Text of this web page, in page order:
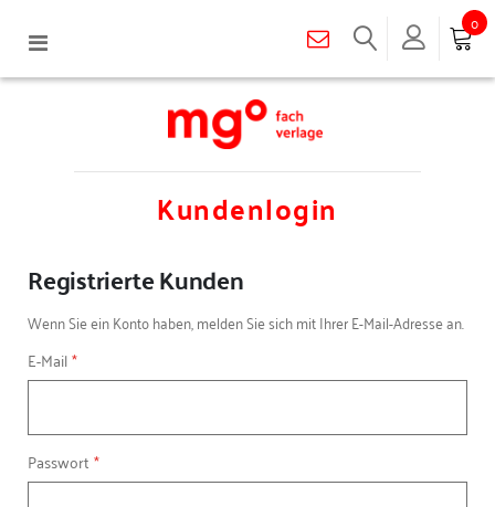
Navigation
0
Kundenlogin
Registrierte Kunden
Wenn Sie ein Konto haben, melden Sie sich mit Ihrer E-Mail-Adresse an.
E-Mail
Passwort